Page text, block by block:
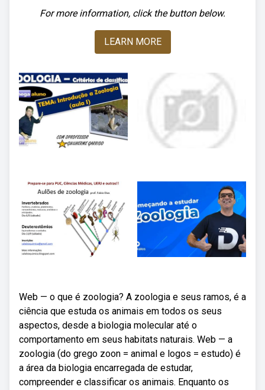
For more information, click the button below.
LEARN MORE
Web — o que é zoologia? A zoologia e seus ramos, é a
ciência que estuda os animais em todos os seus
aspectos, desde a biologia molecular até o
comportamento em seus habitats naturais. Web — a
zoologia (do grego zoon = animal e logos = estudo) é
a área da biologia encarregada de estudar,
compreender e classificar os animais. Enquanto os